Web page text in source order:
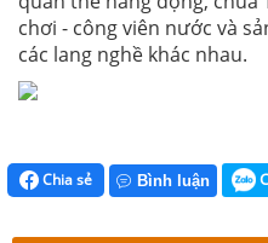
chơi - công viên nước và
các lang nghề khác nhau.
Chia sẻ Bình luận